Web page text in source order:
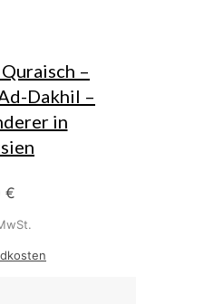
–
Dakhil –
in
€